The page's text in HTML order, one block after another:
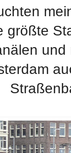
größte